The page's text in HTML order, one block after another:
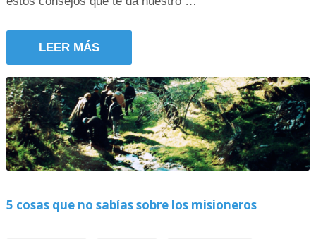
LEER MÁS
5 cosas que no sabías sobre los misioneros